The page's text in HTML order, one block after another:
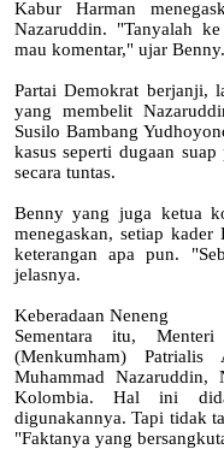
Kabur Harman
Nazaruddin. "Tanyalah
mau komentar," ujar Benny.
Partai Demokrat berjanji,
yang membelit
Susilo Bambang
kasus seperti dugaan
secara tuntas.
Benny yang juga ketua
menegaskan, setiap
keterangan apa pun.
jelasnya.
Keberadaan Neneng
Sementara itu,
(Menkumham) Patrialis
Muhammad
Kolombia. Hal ini
digunakannya. Tapi tidak
"Faktanya yang